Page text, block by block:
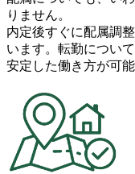
りません。
内定後すぐに配属調
います。転勤につい
安定した働き方が可能